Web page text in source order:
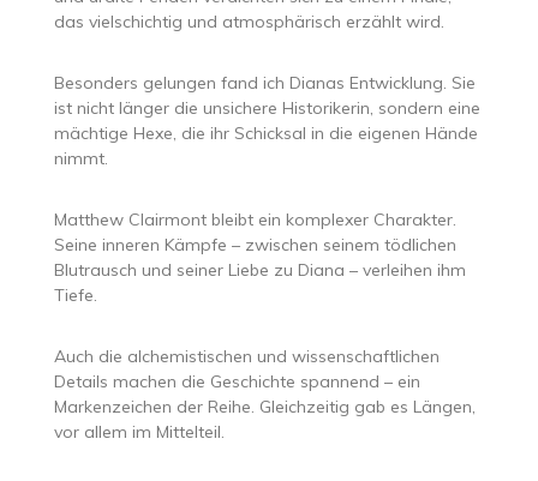
das vielschichtig und atmosphärisch erzählt wird.
Besonders gelungen fand ich Dianas Entwicklung. Sie
ist nicht länger die unsichere Historikerin, sondern eine
mächtige Hexe, die ihr Schicksal in die eigenen Hände
nimmt.
Matthew Clairmont bleibt ein komplexer Charakter.
Seine inneren Kämpfe – zwischen seinem tödlichen
Blutrausch und seiner Liebe zu Diana – verleihen ihm
Tiefe.
Auch die alchemistischen und wissenschaftlichen
Details machen die Geschichte spannend – ein
Markenzeichen der Reihe. Gleichzeitig gab es Längen,
vor allem im Mittelteil.